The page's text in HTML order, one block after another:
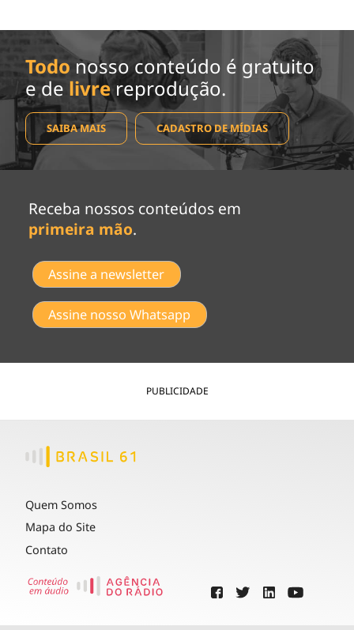
Todo nosso conteúdo é gratuito
e de livrereprodução.
SAIBA MAIS CADASTRO DE MÍDIAS
Receba nossos conteúdos em
primeira mão.
Assine a newsletter
Assine nosso Whatsapp
PUBLICIDADE
Quem Somos
Mapa do Site
Contato